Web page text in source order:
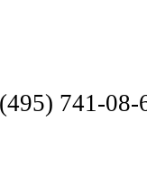
741-08-